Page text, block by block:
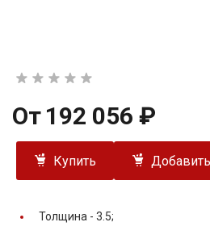
От 192 056 ₽
Купить
Толщина - 3.5;